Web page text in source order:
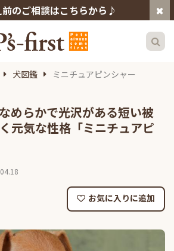
前のご相談はこちらから♪
犬図鑑 ミニチュアピンシャー
めらかで光沢がある短い被
元気な性格「ミニチュアピ
お気に入りに追加